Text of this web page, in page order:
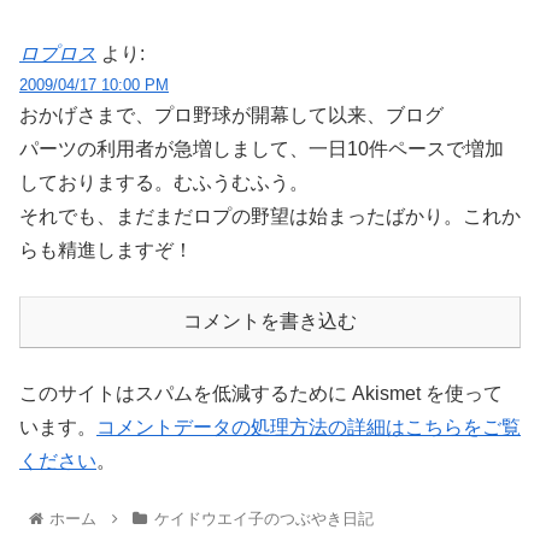
ロプロス より:
2009/04/17 10:00 PM
おかげさまで、プロ野球が開幕して以来、ブログ
パーツの利用者が急増しまして、一日10件ペースで増加
しておりまする。むふうむふう。
それでも、まだまだロプの野望は始まったばかり。これか
らも精進しますぞ！
コメントを書き込む
このサイトはスパムを低減するために Akismet を使って
います。
コメントデータの処理方法の詳細はこちらをご覧
ください。
ホーム ケイドウエイ子のつぶやき日記